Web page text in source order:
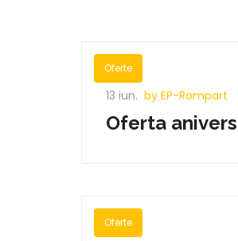
Oferte
13 iun. by EP-Rompart
Oferta
Oferte